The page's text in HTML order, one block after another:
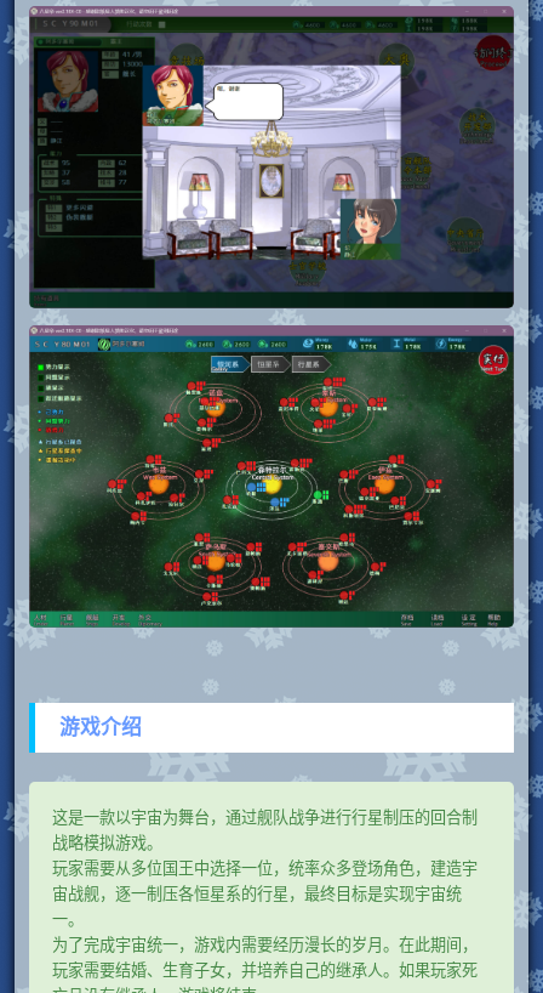
游戏介绍
这是一款以宇宙为舞台，通过舰队战争进行行星制压的回合制
战略模拟游戏。
玩家需要从多位国王中选择一位，统率众多登场角色，建造宇
宙战舰，逐一制压各恒星系的行星，最终目标是实现宇宙统
一。
为了完成宇宙统一，游戏内需要经历漫长的岁月。在此期间，
玩家需要结婚、生育子女，并培养自己的继承人。如果玩家死